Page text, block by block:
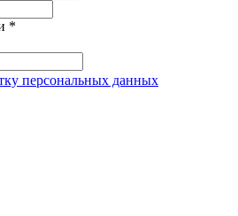
*
персональных данных